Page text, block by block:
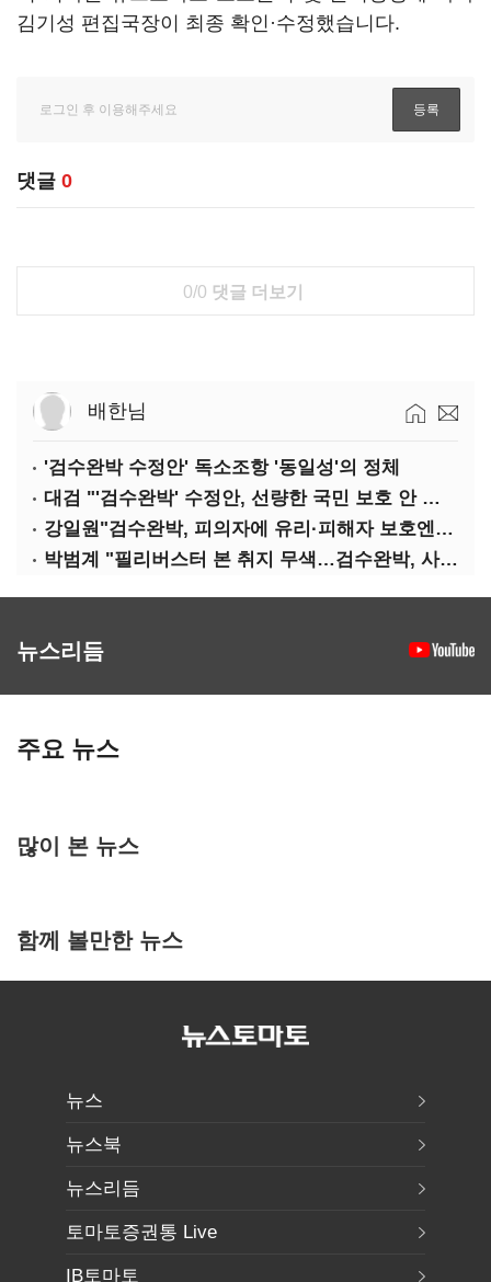
김기성 편집국장이 최종 확인·수정했습니다.
댓글 0
0/0 댓글 더보기
배한님
'검수완박 수정안' 독소조항 '동일성'의 정체
대검 "'검수완박' 수정안, 선량한 국민 보호 안 보여"
강일원"검수완박, 피의자에 유리·피해자 보호엔 문제"
박범계 "필리버스터 본 취지 무색…검수완박, 사실상 합의"
뉴스리듬
주요 뉴스
많이 본 뉴스
함께 볼만한 뉴스
뉴스
뉴스북
뉴스리듬
토마토증권통 Live
IB토마토